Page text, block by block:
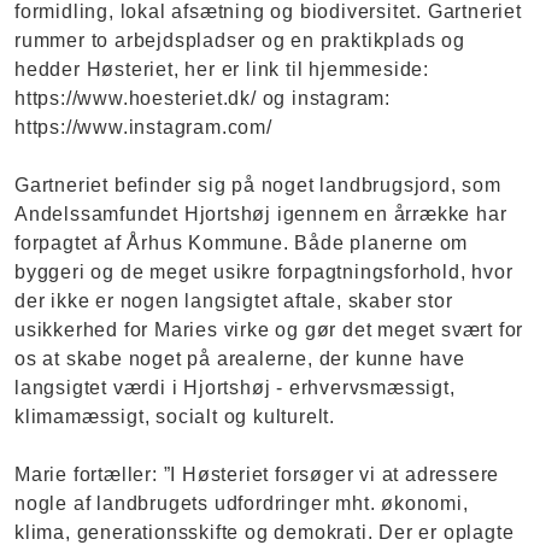
formidling, lokal afsætning og biodiversitet. Gartneriet
rummer to arbejdspladser og en praktikplads og
hedder Høsteriet, her er link til hjemmeside:
https://www.hoesteriet.dk/ og instagram:
https://www.instagram.com/
Gartneriet befinder sig på noget landbrugsjord, som
Andelssamfundet Hjortshøj igennem en årrække har
forpagtet af Århus Kommune. Både planerne om
byggeri og de meget usikre forpagtningsforhold, hvor
der ikke er nogen langsigtet aftale, skaber stor
usikkerhed for Maries virke og gør det meget svært for
os at skabe noget på arealerne, der kunne have
langsigtet værdi i Hjortshøj - erhvervsmæssigt,
klimamæssigt, socialt og kulturelt.
Marie fortæller: ”I Høsteriet forsøger vi at adressere
nogle af landbrugets udfordringer mht. økonomi,
klima, generationsskifte og demokrati. Der er oplagte